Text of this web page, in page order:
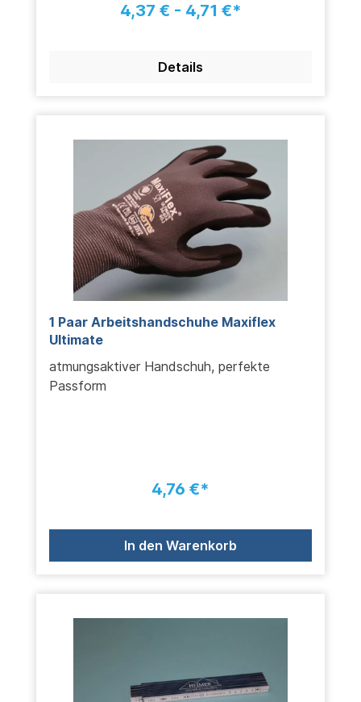
4,37 € - 4,71 €*
Details
1 Paar Arbeitshandschuhe Maxiflex
Ultimate
atmungsaktiver Handschuh, perfekte
Passform
4,76 €*
In den Warenkorb